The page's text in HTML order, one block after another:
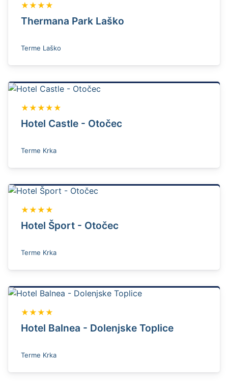
★★★★
Thermana Park Laško
Terme Laško
★★★★★
Hotel Castle - Otočec
Terme Krka
★★★★
Hotel Šport - Otočec
Terme Krka
★★★★
Hotel Balnea - Dolenjske Toplice
Terme Krka